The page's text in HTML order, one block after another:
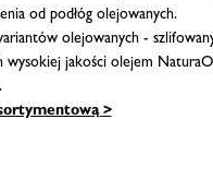
od podłóg olejowanych.
olejowanych -
wysokiej jakości olejem
>